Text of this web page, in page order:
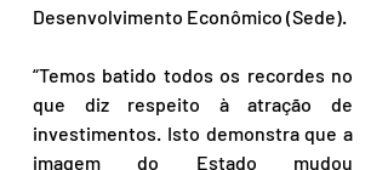
Desenvolvimento Econômico (Sede).
“Temos batido todos os recordes no
que diz respeito à atração de
investimentos. Isto demonstra que a
imagem do Estado mudou